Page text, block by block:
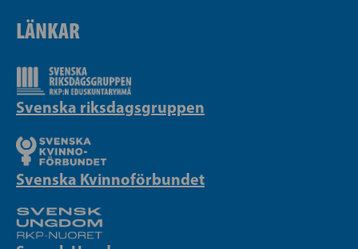
LÄNKAR
Svenska riksdagsgruppen
Svenska Kvinnoförbundet